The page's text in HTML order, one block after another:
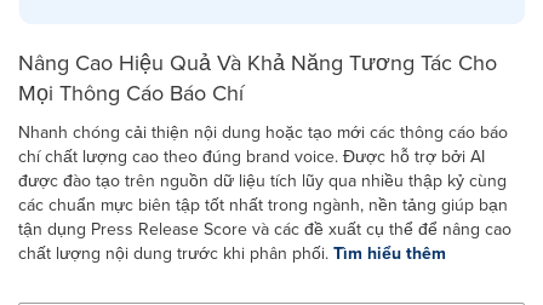
Nâng Cao Hiệu Quả Và Khả Năng Tương Tác Cho
Mọi Thông Cáo Báo Chí
Nhanh chóng cải thiện nội dung hoặc tạo mới các thông cáo báo
chí chất lượng cao theo đúng brand voice. Được hỗ trợ bởi AI
được đào tạo trên nguồn dữ liệu tích lũy qua nhiều thập kỷ cùng
các chuẩn mực biên tập tốt nhất trong ngành, nền tảng giúp bạn
tận dụng Press Release Score và các đề xuất cụ thể để nâng cao
chất lượng nội dung trước khi phân phối.Tìm hiểu thêm